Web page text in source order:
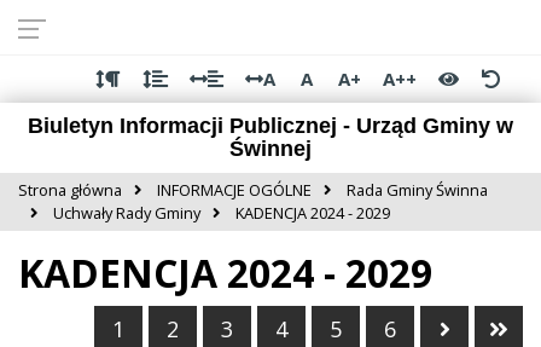
dostępności
głównej
treści
menu
stopki
A A A+
A++
Biuletyn Informacji Publicznej - Urząd Gminy w
Świnnej
Strona główna INFORMACJE OGÓLNE
Rada Gminy Świnna
Uchwały Rady Gminy
KADENCJA 2024 - 2029
KADENCJA 2024 - 2029
1 2 3 4 5 6